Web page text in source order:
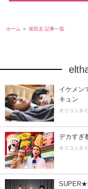
ホーム 保田圭 記事一覧
イケメン
キュン
オリコンタ
デカすぎ
オリコンタ